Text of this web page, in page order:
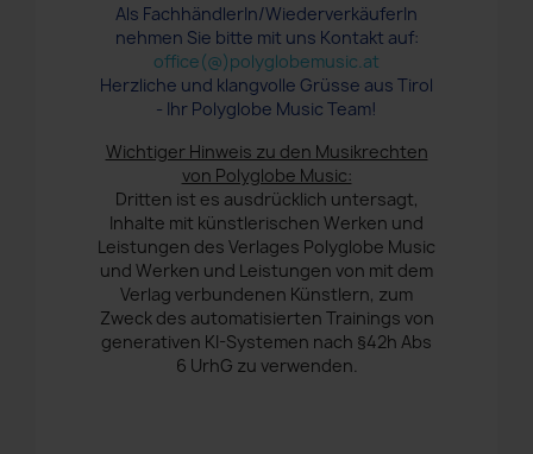
Als FachhändlerIn/WiederverkäuferIn
nehmen Sie bitte mit uns Kontakt auf:
office(@)polyglobemusic.at
Herzliche und klangvolle Grüsse aus Tirol
- Ihr Polyglobe Music Team!
Wichtiger Hinweis zu den Musikrechten
von Polyglobe Music:
Dritten ist es ausdrücklich untersagt,
Inhalte mit künstlerischen Werken und
Leistungen des Verlages Polyglobe Music
und Werken und Leistungen von mit dem
Verlag verbundenen Künstlern, zum
Zweck des automatisierten Trainings von
generativen KI-Systemen nach §42h Abs
6 UrhG zu verwenden.